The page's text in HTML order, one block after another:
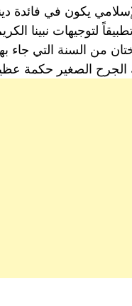
يكون في فائدة
لتوجيهات نبينا
من السنة التي جاء
الصغير حكمة